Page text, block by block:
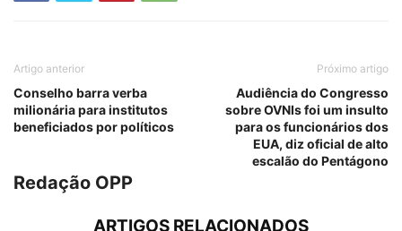
Artigo anterior
Conselho barra verba
milionária para institutos
beneficiados por políticos
Próximo artigo
Audiência do Congresso
sobre OVNIs foi um insulto
para os funcionários dos
EUA, diz oficial de alto
escalão do Pentágono
Redação OPP
ARTIGOS RELACIONADOS